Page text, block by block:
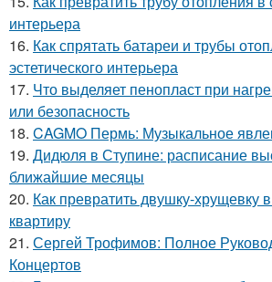
интерьера
16. Как спрятать батареи и трубы
эстетического интерьера
17. Что выделяет пенопласт при
или безопасность
18. CAGMO Пермь: Музыкальное
19. Дидюля в Ступине: расписание
ближайшие месяцы
20. Как превратить двушку-хрущевку
квартиру
21. Сергей Трофимов: Полное
Концертов